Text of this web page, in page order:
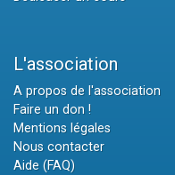
L'association
A propos de l'association
Faire un don !
Mentions légales
Nous contacter
Aide (FAQ)